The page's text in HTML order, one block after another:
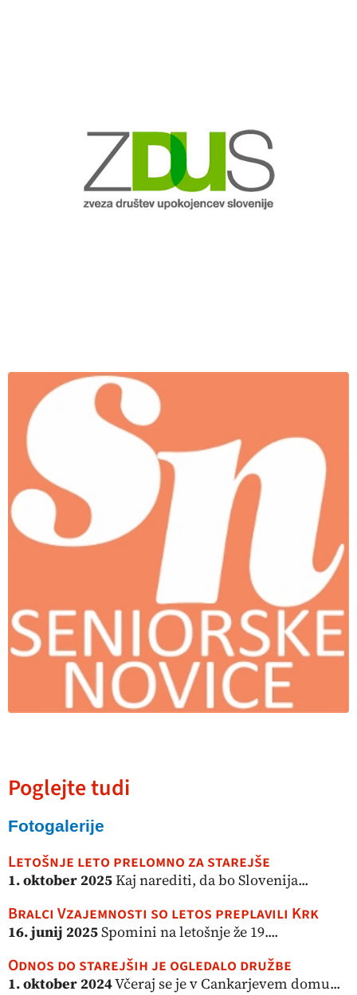
Poglejte tudi
Fotogalerije
Letošnje leto prelomno za starejše
1. oktober 2025Kaj narediti, da bo Slovenija...
Bralci Vzajemnosti so letos preplavili Krk
16. junij 2025Spomini na letošnje že 19....
Odnos do starejših je ogledalo družbe
1. oktober 2024Včeraj se je v Cankarjevem domu...